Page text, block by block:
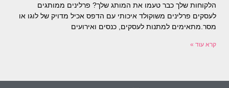
הלקוחות שלך כבר טעמו את המותג שלך? פרלינים ממותגים
לעסקים פרלינים משוקולד איכותי עם הדפס אכיל מדויק של לוגו או
מסר.מתאימים למתנות לעסקים, כנסים ואירועים
קרא עוד »